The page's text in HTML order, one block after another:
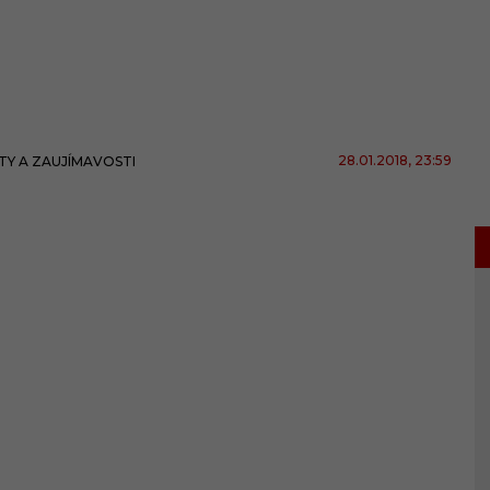
A ZAUJÍMAVOSTI 28.01.2018, 23:59